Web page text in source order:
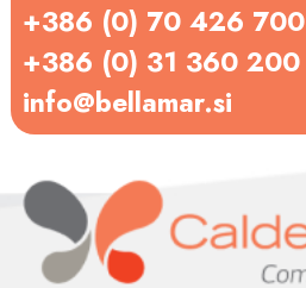
+386 (0) 70 426 700
+386 (0) 31 360 200
info@bellamar.si